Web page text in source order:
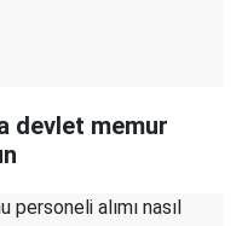
devlet memur